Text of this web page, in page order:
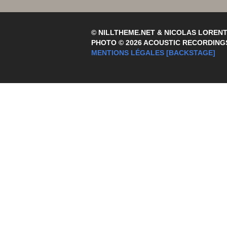
© NILLTHEME.NET & NICOLAS LORENT
PHOTO © 2026 ACOUSTIC
MENTIONS LÉGALES [BACKSTAGE]